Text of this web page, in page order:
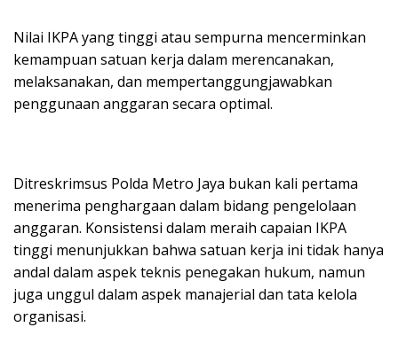
Nilai IKPA yang tinggi atau sempurna mencerminkan
kemampuan satuan kerja dalam merencanakan,
melaksanakan, dan mempertanggungjawabkan
penggunaan anggaran secara optimal.
Ditreskrimsus Polda Metro Jaya bukan kali pertama
menerima penghargaan dalam bidang pengelolaan
anggaran. Konsistensi dalam meraih capaian IKPA
tinggi menunjukkan bahwa satuan kerja ini tidak hanya
andal dalam aspek teknis penegakan hukum, namun
juga unggul dalam aspek manajerial dan tata kelola
organisasi.